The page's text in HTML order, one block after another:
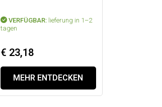
VERFÜGBAR: lieferung in 1–2
tagen
€ 23,18
MEHR ENTDECKEN